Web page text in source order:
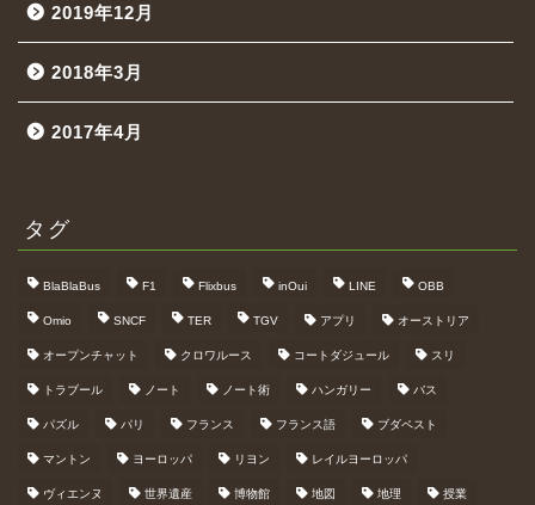
2019年12月
2018年3月
2017年4月
タグ
BlaBlaBus F1 Flixbus inOui LINE OBB
Omio SNCF TER TGV アプリ オーストリア
オープンチャット クロワルース コートダジュール スリ
トラブール ノート ノート術 ハンガリー バス
パズル パリ フランス フランス語 ブダペスト
マントン ヨーロッパ リヨン レイルヨーロッパ
ヴィエンヌ 世界遺産 博物館 地図 地理 授業